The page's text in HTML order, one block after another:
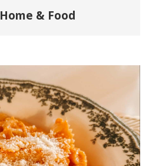
Home & Food